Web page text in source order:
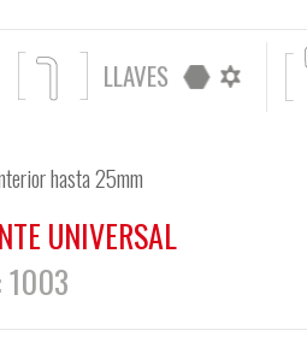
LLAVES
hasta 25mm
UNIVERSAL
1003